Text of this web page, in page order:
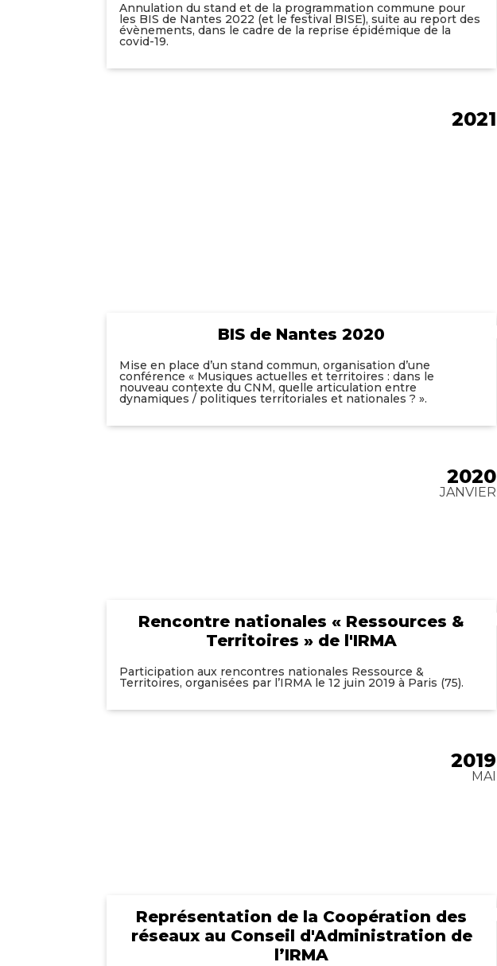
Annulation du stand et de la programmation commune pour
les BIS de Nantes 2022 (et le festival BISE), suite au report des
évènements, dans le cadre de la reprise épidémique de la
covid-19.
2021
BIS de Nantes 2020
Mise en place d’un stand commun, organisation d’une
conférence « Musiques actuelles et territoires : dans le
nouveau contexte du CNM, quelle articulation entre
dynamiques / politiques territoriales et nationales ? ».
2020
JANVIER
Rencontre nationales « Ressources &
Territoires » de l'IRMA
Participation aux rencontres nationales Ressource &
Territoires, organisées par l’IRMA le 12 juin 2019 à Paris (75).
2019
MAI
Représentation de la Coopération des
réseaux au Conseil d'Administration de
l’IRMA